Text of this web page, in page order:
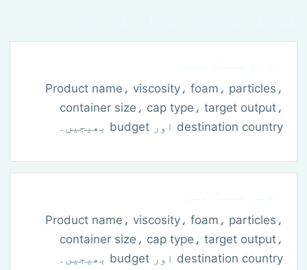
Product name، viscosity، foam، particles،
container size، cap type، target output،
destination country اور budget بھیجیں۔
Product name، viscosity، foam، particles،
container size، cap type، target output،
destination country اور budget بھیجیں۔